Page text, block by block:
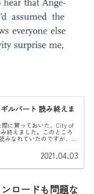
ルバート 読み終えま
に買っておいた、City of
終えました。このところ
みなれていたのですが、こ
2021.04.03
ロードも問題な